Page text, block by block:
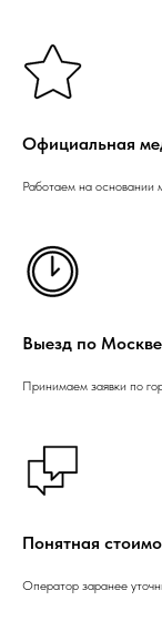
Официальная
Работаем на основании
Выезд по
Принимаем заявки по
Понятная
Оператор заранее